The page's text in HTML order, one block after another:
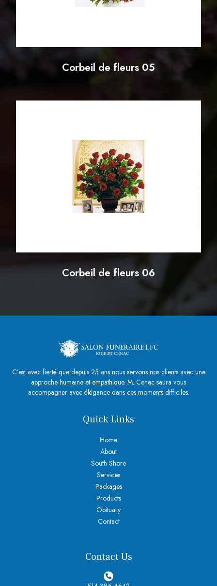
Corbeil de fleurs 05
Corbeil de fleurs 06
C’est avec fierté que depuis 25 ans nous servons nos clients avec une
approche humaine et empathique. M. Cenac saura vous
accompagner avec élégance dans ces moments difficiles.
Quick Links
Home
About
South Shore
Services
Packages
Products
Obituary
Contact
Contact Us